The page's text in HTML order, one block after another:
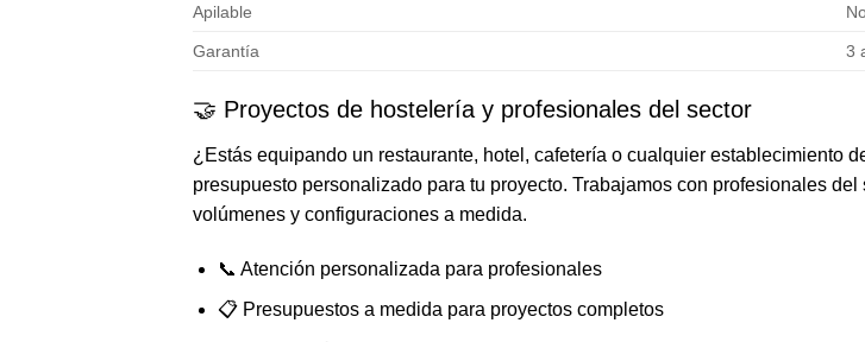
Apilable
Garantía 3
🤝 Proyectos de hostelería y profesionales del sector
¿Estás equipando un restaurante, hotel, cafetería o cualquier establecimiento
presupuesto personalizado para tu proyecto. Trabajamos con profesionales del
volúmenes y configuraciones a medida.
📞 Atención personalizada para profesionales
📋 Presupuestos a medida para proyectos completos